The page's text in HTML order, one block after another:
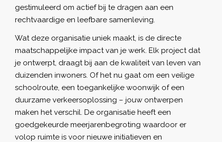
gestimuleerd om actief bij te dragen aan een
rechtvaardige en leefbare samenleving.
Wat deze organisatie uniek maakt, is de directe
maatschappelijke impact van je werk. Elk project dat
je ontwerpt, draagt bij aan de kwaliteit van leven van
duizenden inwoners. Of het nu gaat om een veilige
schoolroute, een toegankelijke woonwijk of een
duurzame verkeersoplossing – jouw ontwerpen
maken het verschil. De organisatie heeft een
goedgekeurde meerjarenbegroting waardoor er
volop ruimte is voor nieuwe initiatieven en